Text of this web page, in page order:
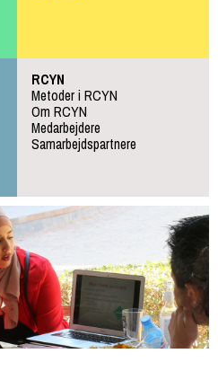
RCYN
Metoder i RCYN
Om RCYN
Medarbejdere
Samarbejdspartnere